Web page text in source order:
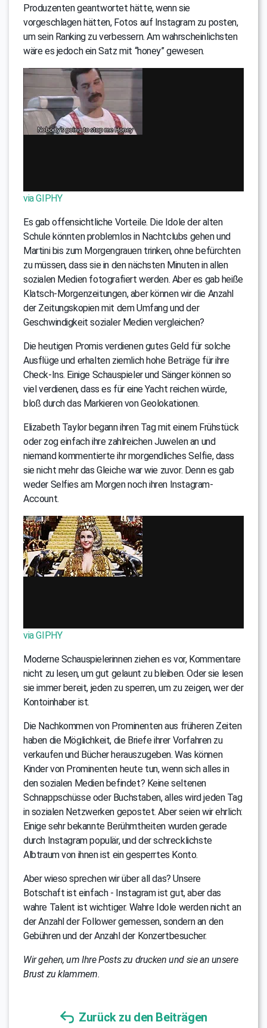
Produzenten geantwortet hätte, wenn sie
vorgeschlagen hätten, Fotos auf Instagram zu posten,
um sein Ranking zu verbessern. Am wahrscheinlichsten
wäre es jedoch ein Satz mit “honey” gewesen.
via GIPHY
Es gab offensichtliche Vorteile. Die Idole der alten
Schule könnten problemlos in Nachtclubs gehen und
Martini bis zum Morgengrauen trinken, ohne befürchten
zu müssen, dass sie in den nächsten Minuten in allen
sozialen Medien fotografiert werden. Aber es gab heiße
Klatsch-Morgenzeitungen, aber können wir die Anzahl
der Zeitungskopien mit dem Umfang und der
Geschwindigkeit sozialer Medien vergleichen?
Die heutigen Promis verdienen gutes Geld für solche
Ausflüge und erhalten ziemlich hohe Beträge für ihre
Check-Ins. Einige Schauspieler und Sänger können so
viel verdienen, dass es für eine Yacht reichen würde,
bloß durch das Markieren von Geolokationen.
Elizabeth Taylor begann ihren Tag mit einem Frühstück
oder zog einfach ihre zahlreichen Juwelen an und
niemand kommentierte ihr morgendliches Selfie, dass
sie nicht mehr das Gleiche war wie zuvor. Denn es gab
weder Selfies am Morgen noch ihren Instagram-
Account.
via GIPHY
Moderne Schauspielerinnen ziehen es vor, Kommentare
nicht zu lesen, um gut gelaunt zu bleiben. Oder sie lesen
sie immer bereit, jeden zu sperren, um zu zeigen, wer der
Kontoinhaber ist.
Die Nachkommen von Prominenten aus früheren Zeiten
haben die Möglichkeit, die Briefe ihrer Vorfahren zu
verkaufen und Bücher herauszugeben. Was können
Kinder von Prominenten heute tun, wenn sich alles in
den sozialen Medien befindet? Keine seltenen
Schnappschüsse oder Buchstaben, alles wird jeden Tag
in sozialen Netzwerken gepostet. Aber seien wir ehrlich:
Einige sehr bekannte Berühmtheiten wurden gerade
durch Instagram populär, und der schrecklichste
Albtraum von ihnen ist ein gesperrtes Konto.
Aber wieso sprechen wir über all das? Unsere
Botschaft ist einfach - Instagram ist gut, aber das
wahre Talent ist wichtiger. Wahre Idole werden nicht an
der Anzahl der Follower gemessen, sondern an den
Gebühren und der Anzahl der Konzertbesucher.
Wir gehen, um Ihre Posts zu drucken und sie an unsere
Brust zu klammern.
Zurück zu den Beiträgen